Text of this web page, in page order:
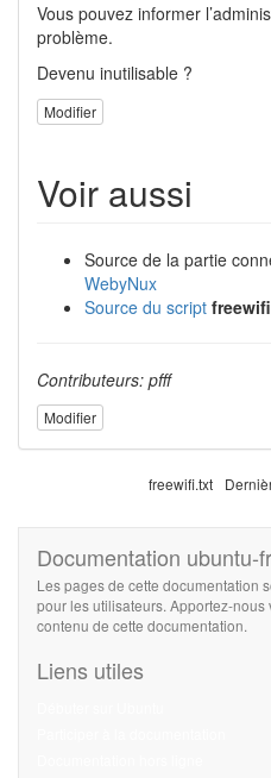
Vous pouvez informer
problème.
Devenu inutilisable ?
Modifier
Voir aussi
Source de la partie
WebyNux
Source du script
Contributeurs: pfff
Modifier
freewifi.txt
Documentation ubuntu-fr
Les pages de cette documentation
pour les utilisateurs. Apportez-
contenu de cette documentation.
Liens utiles